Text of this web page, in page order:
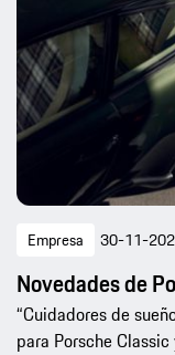
Empresa 30-11-
Novedades de
“Cuidadores de
para Porsche